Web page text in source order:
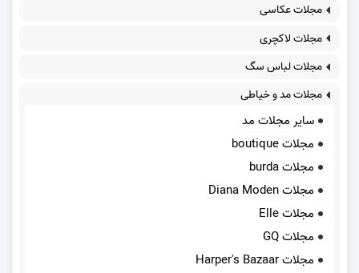
مجلات عکاسی
مجلات لاکچری
مجلات لباس سگ
مجلات مد و خیاطی
سایر مجلات مد
مجلات boutique
مجلات burda
مجلات Diana Moden
مجلات Elle
مجلات GQ
مجلات Harper's Bazaar